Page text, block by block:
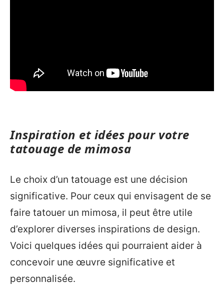
Inspiration et idées pour votre
tatouage de mimosa
Le choix d’un tatouage est une décision
significative. Pour ceux qui envisagent de se
faire tatouer un mimosa, il peut être utile
d’explorer diverses inspirations de design.
Voici quelques idées qui pourraient aider à
concevoir une œuvre significative et
personnalisée.